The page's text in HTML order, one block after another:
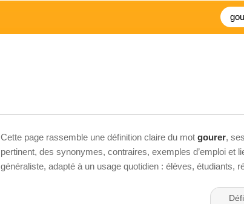
Cette page rassemble une définition claire du mot gourer,
pertinent, des synonymes, contraires, exemples d’emploi et
généraliste, adapté à un usage quotidien : élèves, étudiants,